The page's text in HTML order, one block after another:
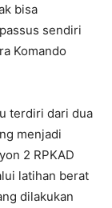
bisa
sendiri
Komando
terdiri dari dua
menjadi
2 RPKAD
latihan berat
dilakukan